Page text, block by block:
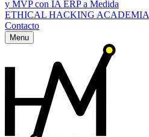
y MVP con IA ERP a Medida
ETHICAL HACKING ACADEMIA
Contacto
Menu